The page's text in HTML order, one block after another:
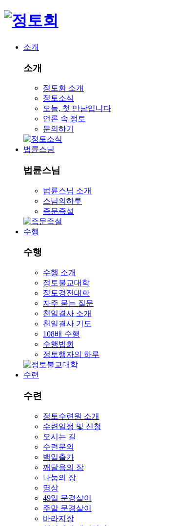
소개
소개
정토회 소개
정토소식
오늘, 첫 만남입니다
언론 속 정토
문의하기
법륜스님
법륜스님
법륜스님 소개
스님의하루
즉문즉설
수행
수행
수행 소개
정토불교대학
정토경전대학
자주 묻는 질문
천일결사 소개
천일결사 기도
108배 수행
수행법회
정토행자의 하루
수련
수련
정토수련원 소개
수련일정 및 신청
오시는 길
수련문의
백일출가
깨달음의 장
나눔의 장
명상
49일 문경살이
주말 문경살이
바라지장